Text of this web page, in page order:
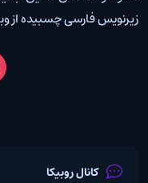
زیرنویس فارسی چسبیده از
کانال روبیکا